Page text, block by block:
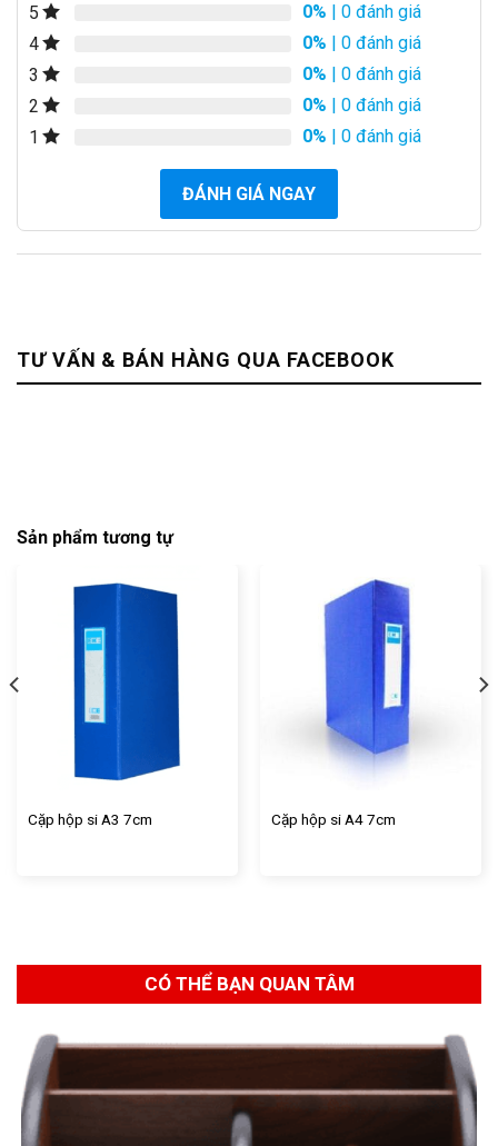
5 0% | 0 đánh giá
4
0% | 0 đánh giá
3
0% | 0 đánh giá
2
0% | 0 đánh giá
1
0% | 0 đánh giá
ĐÁNH GIÁ NGAY
TƯ VẤN & BÁN HÀNG QUA FACEBOOK
Sản phẩm tương tự
Cặp hộp si A3 7cm Cặp hộp si A4 7cm
CÓ THỂ BẠN QUAN TÂM